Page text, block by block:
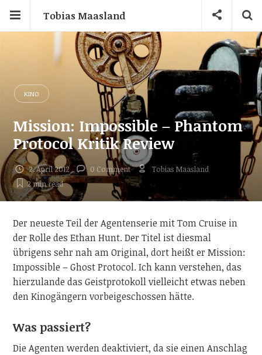
Tobias Maasland
KINO
Mission: Impossible – Phantom
Protocol Kritik Review
2. April 2012 0 Comment
Tobias Maasland
2 minread
Der neueste Teil der Agentenserie mit Tom Cruise in
der Rolle des Ethan Hunt. Der Titel ist diesmal
übrigens sehr nah am Original, dort heißt er Mission:
Impossible – Ghost Protocol. Ich kann verstehen, das
hierzulande das Geistprotokoll vielleicht etwas neben
den Kinogängern vorbeigeschossen hätte.
Was passiert?
Die Agenten werden deaktiviert, da sie einen Anschlag